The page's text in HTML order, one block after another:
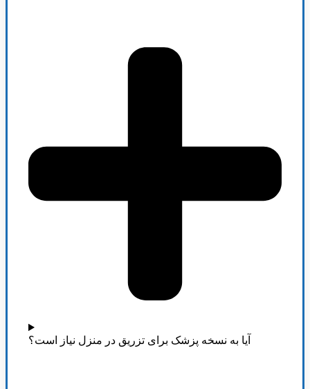
آیا به نسخه پزشک برای تزریق در منزل نیاز است؟